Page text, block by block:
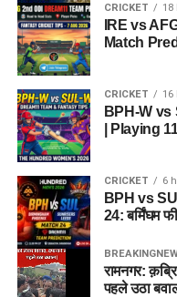
CRICKET 18
IRE vs
Match
CRICKET 16
BPH-W vs
| Playing
CRICKET 6
BPH vs
24: बर्मिंघम
रामनगर:
पहले उठा